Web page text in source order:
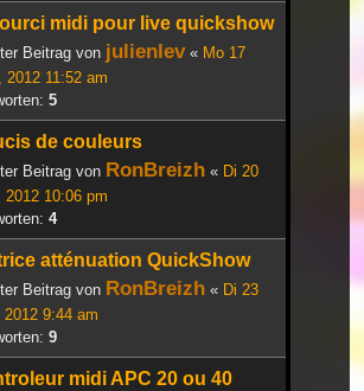
midi pour live quickshow
Beitrag von julienlev« Mo 17
2012 11:52 am
5
de couleurs
Beitrag von RonBreizh « Di 20
2012 10:06 pm
4
atténuation QuickShow
Beitrag von RonBreizh « Di 23
9:44 am
9
midi APC 20 ou 40